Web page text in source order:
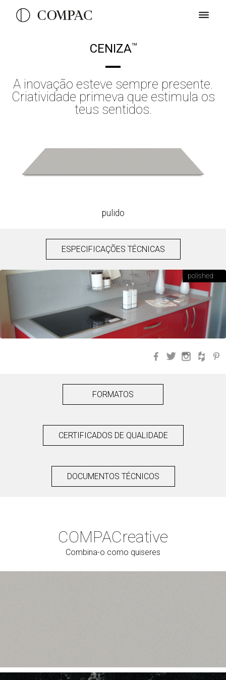
CENIZATM
A inovação esteve sempre presente.
Criatividade primeva que estimula os
teus sentidos.
pulido
ESPECIFICAÇÕES TÉCNICAS
polished
Facebook
Twitter
FORMATOS
CERTIFICADOS DE QUALIDADE
DOCUMENTOS TÉCNICOS
COMPACreative
Combina-o como quiseres